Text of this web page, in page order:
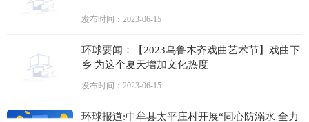
发布时间：2023-06-15
环球要闻：【2023乌鲁木齐戏曲艺术节】戏曲下
乡 为这个夏天增加文化热度
发布时间：2023-06-15
环球报道:中牟县太平庄村开展“同心防溺水 全力